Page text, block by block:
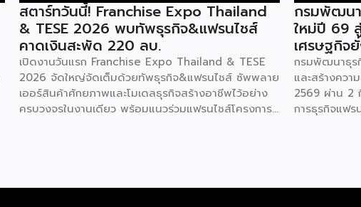
สตาร์ทวันนี้! Franchise Expo Thailand
& TESE 2026 พบทัพธุรกิจ&แฟรนไชส์
คาดเงินสะพัด 220 ลบ.
เปิดงานวันแรก Franchise Expo Thailand & TESE
2026 จัดใหญ่จัดเต็มด้วยทัพธุรกิจ&แฟรนไชส์ ซัพพลาย
เออร์สินค้าศักยภาพและโมเดลธุรกิจสร้างอาชีพไว้อย่าง
ครบวงจรในงานเดียว พร้อมแนวร่วมแฟรนไชส์โครงการ
ในงานด้วยสินเชื่อ และทำเลทองทั่วประเทศ พร้อมเสวนา
กรมพัฒนา
ใหม่ปี 69
เศรษฐกิจ
กรมพัฒนาธุรกิ
และสร้างควา
2569 ผ่าน 2
การธุรกิจแฟ
และความน่า